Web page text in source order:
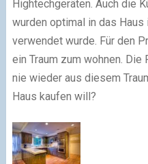
Hightechgeräten. Auch die
wurden optimal in das
verwendet wurde. Für den
ein Traum zum wohnen. Die
nie wieder aus diesem
Haus kaufen will?